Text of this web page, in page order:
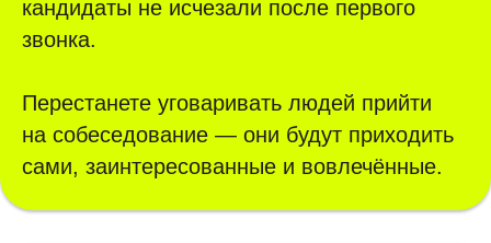
кандидаты не исчезали после первого
звонка.
Перестанете уговаривать людей прийти
на собеседование — они будут приходить
сами, заинтересованные и вовлечённые.